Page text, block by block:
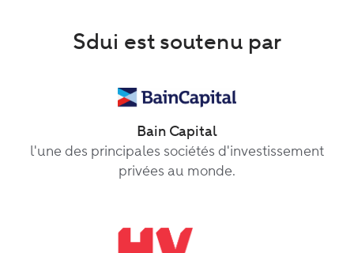
Sdui est soutenu par
Bain Capital
l'une des principales sociétés d'investissement
privées au monde.